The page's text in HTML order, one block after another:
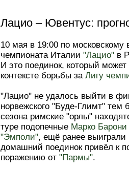
Лацио – Ювентус:
10 мая в 19:00 по московскому
чемпионата Италии "Лацио" в
И это поединок, который
контексте борьбы за Лигу
"Лацио" не удалось выйти в
норвежского "Буде-Глимт" тем
сезона римские "орлы"
туре подопечные Марко Барони
"Эмполи", ещё ранее выиграли
домашний поединок привёл к
поражению от "Пармы".